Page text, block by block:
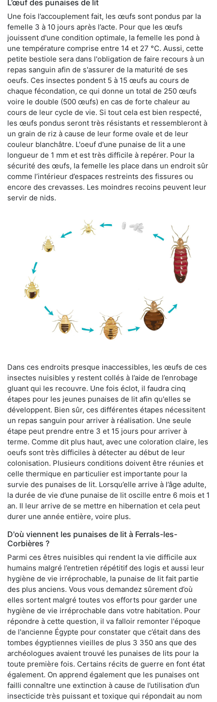
L’œuf des punaises de lit
Une fois l’accouplement fait, les œufs sont pondus par la
femelle 3 à 10 jours après l’acte. Pour que les œufs
jouissent d'une condition optimale, la femelle les pond à
une température comprise entre 14 et 27 °C. Aussi, cette
petite bestiole sera dans l'obligation de faire recours à un
repas sanguin afin de s'assurer de la maturité de ses
oeufs. Ces insectes pondent 5 à 15 œufs au cours de
chaque fécondation, ce qui donne un total de 250 œufs
voire le double (500 œufs) en cas de forte chaleur au
cours de leur cycle de vie. Si tout cela est bien respecté,
les œufs pondus seront très résistants et ressembleront à
un grain de riz à cause de leur forme ovale et de leur
couleur blanchâtre. L'oeuf d'une punaise de lit a une
longueur de 1 mm et est très difficile à repérer. Pour la
sécurité des œufs, la femelle les place dans un endroit sûr
comme l’intérieur d’espaces restreints des fissures ou
encore des crevasses. Les moindres recoins peuvent leur
servir de nids.
Dans ces endroits presque inaccessibles, les œufs de ces
insectes nuisibles y restent collés à l’aide de l’enrobage
gluant qui les recouvre. Une fois éclot, il faudra cinq
étapes pour les jeunes punaises de lit afin qu'elles se
développent. Bien sûr, ces différentes étapes nécessitent
un repas sanguin pour arriver à réalisation. Une seule
étape peut prendre entre 3 et 15 jours pour arriver à
terme. Comme dit plus haut, avec une coloration claire, les
oeufs sont très difficiles à détecter au début de leur
colonisation. Plusieurs conditions doivent être réunies et
celle thermique en particulier est importante pour la
survie des punaises de lit. Lorsqu’elle arrive à l’âge adulte,
la durée de vie d’une punaise de lit oscille entre 6 mois et 1
an. Il leur arrive de se mettre en hibernation et cela peut
durer une année entière, voire plus.
D'où viennent les punaises de lit à Ferrals-les-
Corbières ?
Parmi ces êtres nuisibles qui rendent la vie difficile aux
humains malgré l’entretien répétitif des logis et aussi leur
hygiène de vie irréprochable, la punaise de lit fait partie
des plus anciens. Vous vous demandez sûrement d’où
elles sortent malgré toutes vos efforts pour garder une
hygiène de vie irréprochable dans votre habitation. Pour
répondre à cette question, il va falloir remonter l'époque
de l'ancienne Égypte pour constater que c’était dans des
tombes égyptiennes vieilles de plus 3 350 ans que des
archéologues avaient trouvé les punaises de lits pour la
toute première fois. Certains récits de guerre en font état
également. On apprend également que les punaises ont
failli connaître une extinction à cause de l’utilisation d’un
insecticide très puissant et toxique qui répondait au nom